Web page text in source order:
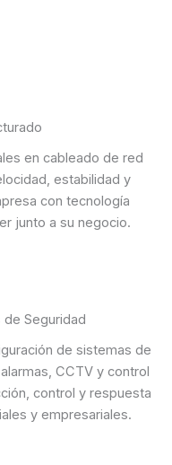
en cableado de red
estabilidad y
con tecnología
junto a su negocio.
de Seguridad
de sistemas de
CCTV y control
control y respuesta
y empresariales.